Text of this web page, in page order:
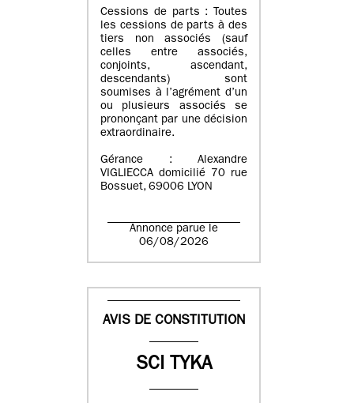
Cessions de parts : Toutes
les cessions de parts à des
tiers non associés (sauf
celles entre associés,
conjoints, ascendant,
descendants) sont
soumises à l’agrément d’un
ou plusieurs associés se
prononçant par une décision
extraordinaire.
Gérance : Alexandre
VIGLIECCA domicilié 70 rue
Bossuet, 69006 LYON
Annonce parue le
06/08/2026
AVIS DE CONSTITUTION
SCI TYKA